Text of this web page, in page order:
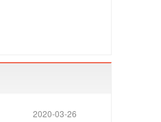
2020-03-26